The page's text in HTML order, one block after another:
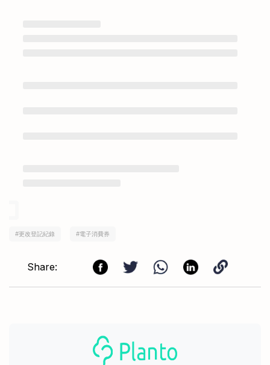
#更改登記紀錄 #電子消費券
Share: